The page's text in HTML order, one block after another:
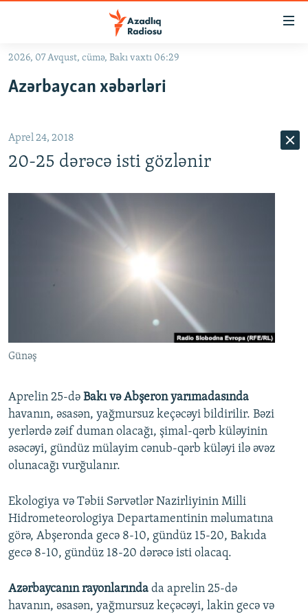
Əsas
qayıt
qayıt
Axtarışa
#ƏSLINDƏ
QANUNI DOĞRU
KARIKATURA
AZƏRBAYCAN ƏDƏBIYYATI KITABXANASI
İSLAM VƏ DEMOKRATIYA
PEŞƏ ETIKASI VƏ JURNALISTIKA STANDARTLARIMIZ
AZADLIQRADIOSU MOBIL TELEFONUNUZDA
BIZIMLƏ ƏLAQƏ
XƏBƏR BÜLLETENLƏRIMIZ
RFE/RL-in bütün saytları
2026, 07 Avqust, cümə, Bakı vaxtı 06:29
Azərbaycan xəbərləri
Aprel 24, 2018
20-25 dərəcə isti gözlənir
Günəş
Aprelin 25-də Bakı və Abşeron yarımadasında
havanın, əsasən, yağmursuz keçəcəyi bildirilir. Bəzi
yerlərdə zəif duman olacağı, şimal-qərb küləyinin
əsəcəyi, gündüz mülayim cənub-qərb küləyi ilə əvəz
olunacağı vurğulanır.
Ekologiya və Təbii Sərvətlər Nazirliyinin Milli
Hidrometeorologiya Departamentinin məlumatına
görə, Abşeronda gecə 8-10, gündüz 15-20, Bakıda
gecə 8-10, gündüz 18-20 dərəcə isti olacaq.
Azərbaycanın rayonlarında da aprelin 25-də
havanın, əsasən, yağmursuz keçəcəyi, lakin gecə və